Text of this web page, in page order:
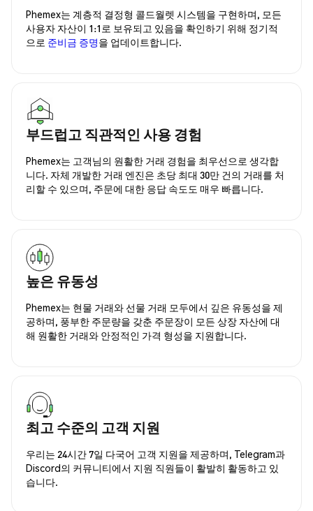
Phemex는 계층적 결정형 콜드월렛 시스템을 구현하며, 모든
사용자 자산이 1:1로 보유되고 있음을 확인하기 위해 정기적
으로 준비금 증명을 업데이트합니다.
부드럽고 직관적인 사용 경험
Phemex는 고객님의 원활한 거래 경험을 최우선으로 생각합
니다. 자체 개발한 거래 엔진은 초당 최대 30만 건의 거래를 처
리할 수 있으며, 주문에 대한 응답 속도도 매우 빠릅니다.
높은 유동성
Phemex는 현물 거래와 선물 거래 모두에서 깊은 유동성을 제
공하며, 풍부한 주문량을 갖춘 주문장이 모든 상장 자산에 대
해 원활한 거래와 안정적인 가격 형성을 지원합니다.
최고 수준의 고객 지원
우리는 24시간 7일 다국어 고객 지원을 제공하며, Telegram과
Discord의 커뮤니티에서 지원 직원들이 활발히 활동하고 있
습니다.